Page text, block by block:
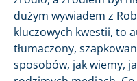
dużym wywiadem z
kluczowych kwestii, to
tłumaczony,
sposobów, jak wiemy,